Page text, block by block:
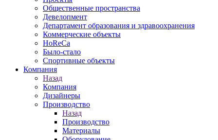
Общественные пространства
Девелопмент
Департамент образования и здравоохранения
Коммерческие объекты
HoReCa
Было-стало
Спортивные объекты
Компания
Назад
Компания
Дизайнеры
Производство
Назад
Производство
Материалы